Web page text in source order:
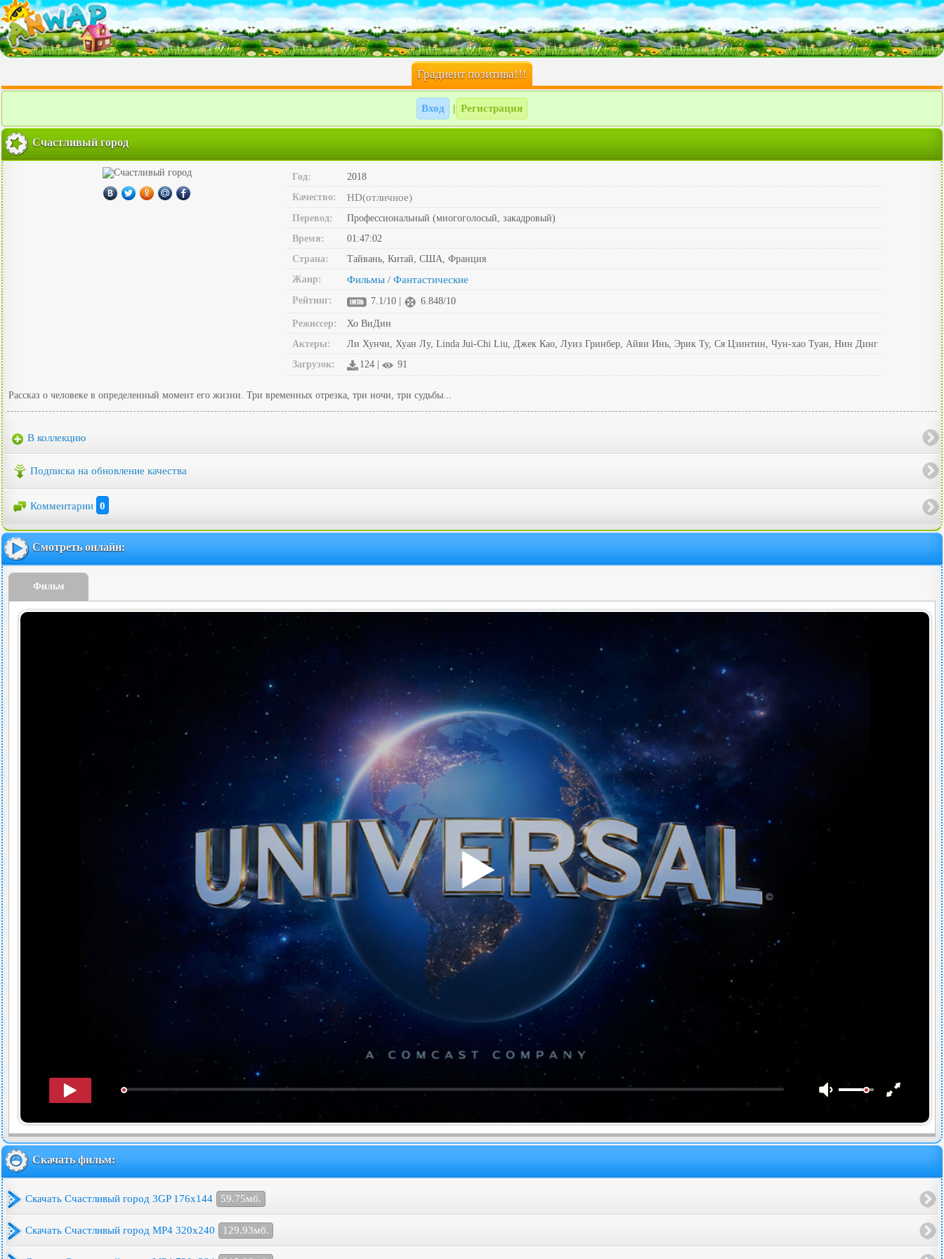
Градиент позитива!!!
Вход Регистрация
Счастливый город
Год:
2018
Качество:
HD(отличное)
Перевод:
Профессиональный (многоголосый, закадровый)
Время:
01:47:02
Страна:
Тайвань, Китай, США, Франция
Жанр:
Фильмы / Фантастические
Рейтинг: 7.1/10 | 6.848/10
Режиссер:
Хо ВиДин
Актеры:
Ли Хунчи, Хуан Лу, Linda Jui-Chi Liu, Джек Као, Луиз Гринбер, Айви Инь, Эрик Ту, Ся Цзинтин, Чун-хао Туан, Нин Динг
Загрузок:
124 | 91
Рассказ о человеке в определенный момент его жизни. Три временных отрезка, три ночи, три судьбы...
В коллекцию
Подписка на обновление качества
Комментарии 0
Смотреть онлайн:
Фильм
Скачать фильм:
Скачать Счастливый город 3GP 176x144 59.75мб.
Скачать Счастливый город MP4 320x240 129.93мб.